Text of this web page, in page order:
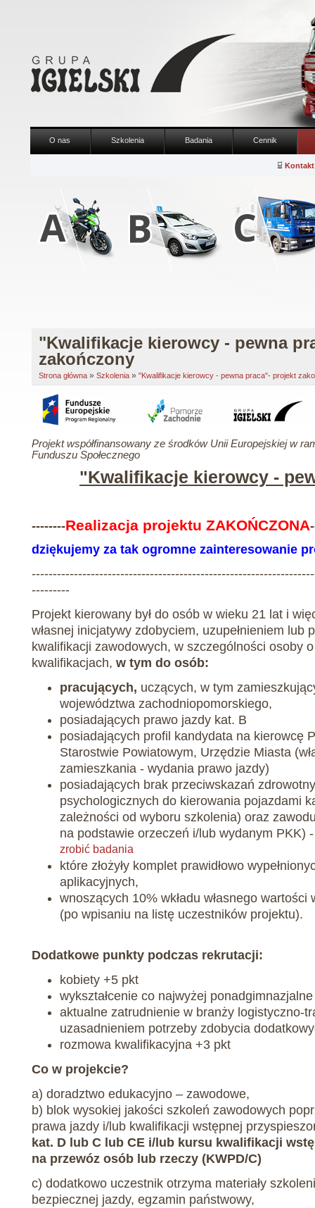
O nas Szkolenia Badania Cennik
Kontakt
"Kwalifikacje kierowcy - pewna
zakończony
Strona główna » Szkolenia » "Kwalifikacje kierowcy - pewna praca"- projekt
Projekt współfinansowany ze środków Unii Europejskiej w
Funduszu Społecznego
"Kwalifikacje kierowcy -
--------Realizacja projektu ZAKOŃCZONA
dziękujemy za tak ogromne zainteresowanie
---------
Projekt kierowany był do osób w wieku 21 lat i
własnej inicjatywy zdobyciem, uzupełnieniem lub
kwalifikacji zawodowych, w szczególności osoby
kwalifikacjach, w tym do osób:
pracujących, uczących, w tym
województwa zachodniopomorskiego,
posiadających prawo jazdy kat. B
posiadających profil kandydata na kierowcę
Starostwie Powiatowym, Urzędzie Miasta
zamieszkania - wydania prawo jazdy)
posiadających brak przeciwskazań
psychologicznych do kierowania pojazdami
zależności od wyboru szkolenia) oraz
na podstawie orzeczeń i/lub wydanym
zrobić badania
które złożyły komplet prawidłowo
aplikacyjnych,
wnoszących 10% wkładu własnego
(po wpisaniu na listę uczestników projektu).
Dodatkowe punkty podczas rekrutacji:
kobiety +5 pkt
wykształcenie co najwyżej
aktualne zatrudnienie w branży logistyczno-
uzasadnieniem potrzeby zdobycia
rozmowa kwalifikacyjna +3 pkt
Co w projekcie?
a) doradztwo edukacyjno – zawodowe,
b) blok wysokiej jakości szkoleń zawodowych
prawa jazdy i/lub kwalifikacji wstępnej
kat. D lub C lub CE i/lub kursu kwalifikacji
na przewóz osób lub rzeczy (KWPD/C)
c) dodatkowo uczestnik otrzyma materiały
bezpiecznej jazdy, egzamin państwowy,